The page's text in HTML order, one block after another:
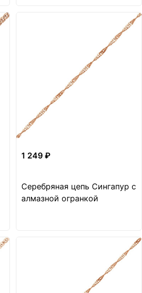
1 249 ₽
Серебряная цепь Сингапур с
алмазной огранкой